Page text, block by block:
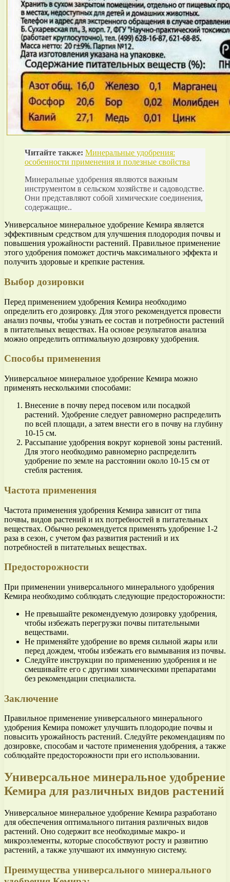
Читайте также: Минеральные удобрения:
особенности применения и полезные свойства
Минеральные удобрения являются важным
инструментом в сельском хозяйстве и садоводстве.
Они представляют собой химические соединения,
содержащие..
Универсальное минеральное удобрение Кемира является
эффективным средством для улучшения плодородия почвы и
повышения урожайности растений. Правильное применение
этого удобрения поможет достичь максимального эффекта и
получить здоровые и крепкие растения.
Выбор дозировки
Перед применением удобрения Кемира необходимо
определить его дозировку. Для этого рекомендуется провести
анализ почвы, чтобы узнать ее состав и потребности растений
в питательных веществах. На основе результатов анализа
можно определить оптимальную дозировку удобрения.
Способы применения
Универсальное минеральное удобрение Кемира можно
применять несколькими способами:
Внесение в почву перед посевом или посадкой
растений. Удобрение следует равномерно распределить
по всей площади, а затем внести его в почву на глубину
10-15 см.
Рассыпание удобрения вокруг корневой зоны растений.
Для этого необходимо равномерно распределить
удобрение по земле на расстоянии около 10-15 см от
стебля растения.
Частота применения
Частота применения удобрения Кемира зависит от типа
почвы, видов растений и их потребностей в питательных
веществах. Обычно рекомендуется применять удобрение 1-2
раза в сезон, с учетом фаз развития растений и их
потребностей в питательных веществах.
Предосторожности
При применении универсального минерального удобрения
Кемира необходимо соблюдать следующие предосторожности:
Не превышайте рекомендуемую дозировку удобрения,
чтобы избежать перегрузки почвы питательными
веществами.
Не применяйте удобрение во время сильной жары или
перед дождем, чтобы избежать его вымывания из почвы.
Следуйте инструкции по применению удобрения и не
смешивайте его с другими химическими препаратами
без рекомендации специалиста.
Заключение
Правильное применение универсального минерального
удобрения Кемира поможет улучшить плодородие почвы и
повысить урожайность растений. Следуйте рекомендациям по
дозировке, способам и частоте применения удобрения, а также
соблюдайте предосторожности при его использовании.
Универсальное минеральное удобрение
Кемира для различных видов растений
Универсальное минеральное удобрение Кемира разработано
для обеспечения оптимального питания различных видов
растений. Оно содержит все необходимые макро- и
микроэлементы, которые способствуют росту и развитию
растений, а также улучшают их иммунную систему.
Преимущества универсального минерального